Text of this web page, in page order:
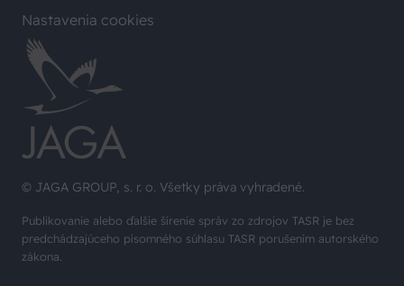
© JAGA GROUP, s. r. o. Všetky práva vyhradené.
Publikovanie alebo ďalšie šírenie správ zo zdrojov TASR je bez
predchádzajúceho písomného súhlasu TASR porušením autorského
zákona.
Nastavenia cookies